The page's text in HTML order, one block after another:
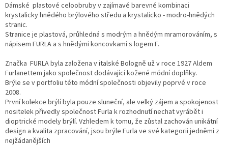
Dámské plastové celoobruby v zajímavé barevné kombinaci
krystalicky hnědého brýlového středu a krystalicko - modro-hnědých
stranic.
Stranice je plastová, průhledná s modrým a hnědým mramorováním, s
nápisem FURLA a s hnědými koncovkami s logem F.
Značka FURLA byla založena v italské Bologně už v roce 1927 Aldem
Furlanettem jako společnost dodávající kožené módní doplňky.
Brýle se v portfoliu této módní společnosti objevily poprvé v roce
2008.
První kolekce brýlí byla pouze sluneční, ale velký zájem a spokojenost
nositelek přivedly společnost Furla k rozhodnutí nechat vyrábět i
dioptrické modely brýlí. Vzhledem k tomu, že zůstal zachován unikátní
design a kvalita zpracování, jsou brýle Furla ve své kategorii jedněmi z
nejžádanějších